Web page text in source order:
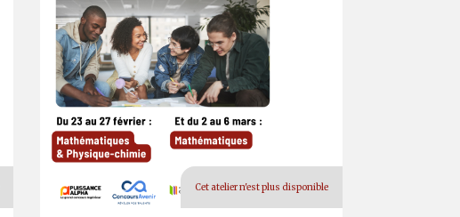
Cet atelier n'est plus disponible